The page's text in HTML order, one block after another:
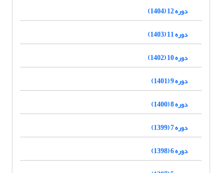
دوره 12 (1404)
دوره 11 (1403)
دوره 10 (1402)
دوره 9 (1401)
دوره 8 (1400)
دوره 7 (1399)
دوره 6 (1398)